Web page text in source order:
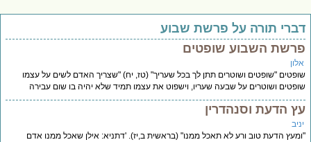
תורה על פרשת שבוע
השבוע שופטים
"שופטים ושוטרים תתן לך בכל שעריך" (טז, יח) "שצריך האדם לשים על עצמו
ושוטרים על שבעה שעריו, וישפוט את עצמו תמיד שלא יהיה בו שום עבירה
הדעת וסנהדרין
הדעת טוב ורע לא תאכל ממנו" (בראשית ב,יז). 'דתניא: אילן שאכל ממנו אדם